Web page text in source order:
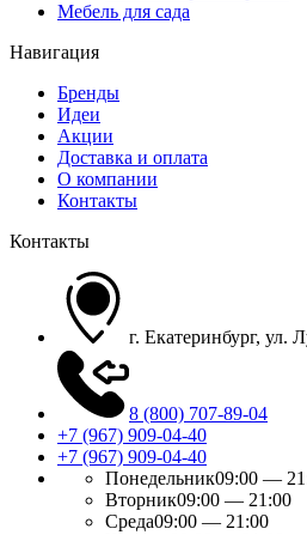
Мебель для сада
Навигация
Бренды
Идеи
Акции
Доставка и оплата
О компании
Контакты
Контакты
г. Екатеринбург, ул.
8 (800) 707-89-04
+7 (967) 909-04-40
+7 (967) 909-04-40
Понедельник09:00 —
Вторник09:00 — 21:00
Среда09:00 — 21:00